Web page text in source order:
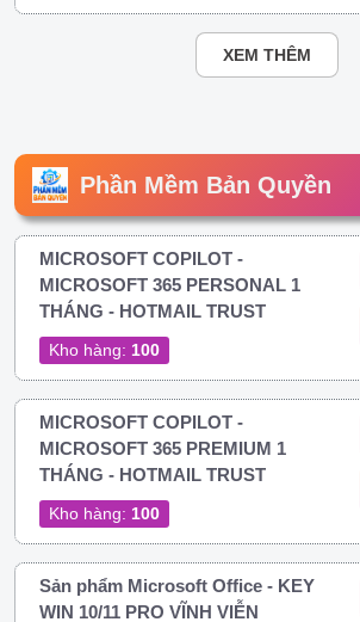
XEM THÊM
Phần Mềm Bản Quyền
MICROSOFT COPILOT -
MICROSOFT 365 PERSONAL 1
THÁNG - HOTMAIL TRUST
Kho hàng: 100
MICROSOFT COPILOT -
MICROSOFT 365 PREMIUM 1
THÁNG - HOTMAIL TRUST
Kho hàng: 100
Sản phẩm Microsoft Office - KEY
WIN 10/11 PRO VĨNH VIỄN